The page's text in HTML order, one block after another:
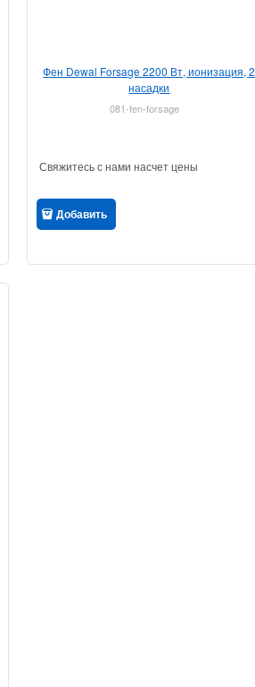
Фен Dewal Forsage 2200 Вт, ионизация, 2
насадки
081-fen-forsage
Свяжитесь с нами насчет цены
Добавить